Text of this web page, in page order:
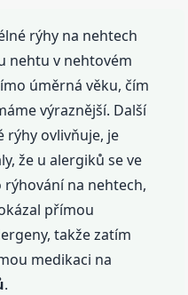
rýhy na nehtech
nehtu v nehtovém
úměrná věku, čím
výraznější. Další
rýhy ovlivňuje, je
že u alergiků se ve
na nehtech,
přímou
takže zatím
medikaci na
.